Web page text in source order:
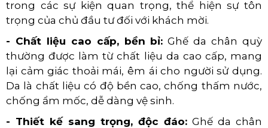
trong các sự kiện quan trọng, thể hiện sự tôn
trọng của chủ đầu tư đối với khách mời.
- Chất liệu cao cấp, bền bỉ: Ghế da chân quỳ
thường được làm từ chất liệu da cao cấp, mang
lại cảm giác thoải mái, êm ái cho người sử dụng.
Da là chất liệu có độ bền cao, chống thấm nước,
chống ẩm mốc, dễ dàng vệ sinh.
- Thiết kế sang trọng, độc đáo: Ghế da chân